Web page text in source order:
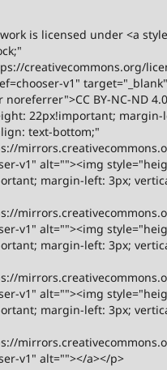
is licensed under <a
creativecommons.org/
v1"
noreferrer">CC BY-NC-ND
22px!important; margin-
text-bottom;"
v1" alt=""><img
margin-left: 3px;
v1" alt=""><img
margin-left: 3px;
v1" alt=""><img
margin-left: 3px;
v1" alt=""></a></p>